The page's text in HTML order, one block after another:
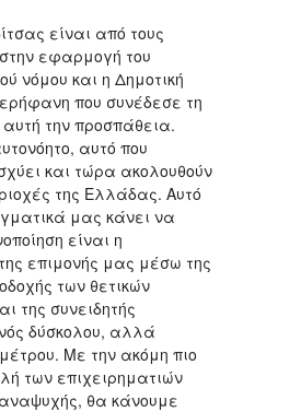
είναι από τους
εφαρμογή του
νόμου και η Δημοτική
που συνέδεσε τη
αυτή την προσπάθεια.
αυτό που
και τώρα ακολουθούν
της Ελλάδας. Αυτό
μας κάνει να
είναι η
επιμονής μας μέσω της
των θετικών
της συνειδητής
δύσκολου, αλλά
Με την ακόμη πιο
των επιχειρηματιών
θα κάνουμε